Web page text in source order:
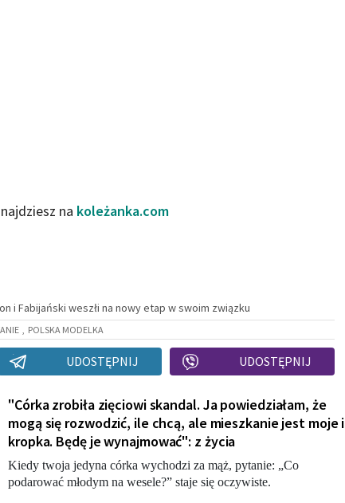
na koleżanka.com
i Fabijański weszłi na nowy etap w swoim związku
, POLSKA MODELKA
UDOSTĘPNIJ UDOSTĘPNIJ
"Córka zrobiła zięciowi skandal. Ja powiedziałam, że
mogą się rozwodzić, ile chcą, ale mieszkanie jest moje i
kropka. Będę je wynajmować": z życia
Kiedy twoja jedyna córka wychodzi za mąż, pytanie: „Co
podarować młodym na wesele?” staje się oczywiste.